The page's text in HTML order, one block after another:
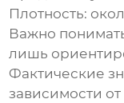
Плотность:
Важно
лишь
Фактические
зависимости